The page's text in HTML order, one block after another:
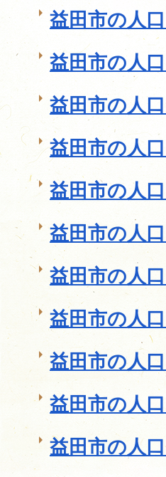
益田市の人
益田市の人
益田市の人
益田市の人
益田市の人
益田市の人
益田市の人
益田市の人
益田市の人
益田市の人
益田市の人